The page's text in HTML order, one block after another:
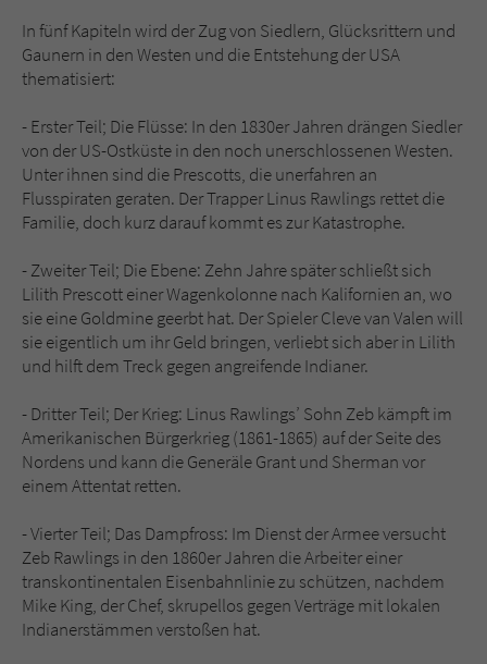
In fünf Kapiteln wird der Zug von Siedlern, Glücksrittern und
Gaunern in den Westen und die Entstehung der USA
thematisiert:
- Erster Teil; Die Flüsse: In den 1830er Jahren drängen Siedler
von der US-Ostküste in den noch unerschlossenen Westen.
Unter ihnen sind die Prescotts, die unerfahren an
Flusspiraten geraten. Der Trapper Linus Rawlings rettet die
Familie, doch kurz darauf kommt es zur Katastrophe.
- Zweiter Teil; Die Ebene: Zehn Jahre später schließt sich
Lilith Prescott einer Wagenkolonne nach Kalifornien an, wo
sie eine Goldmine geerbt hat. Der Spieler Cleve van Valen will
sie eigentlich um ihr Geld bringen, verliebt sich aber in Lilith
und hilft dem Treck gegen angreifende Indianer.
- Dritter Teil; Der Krieg: Linus Rawlings’ Sohn Zeb kämpft im
Amerikanischen Bürgerkrieg (1861-1865) auf der Seite des
Nordens und kann die Generäle Grant und Sherman vor
einem Attentat retten.
- Vierter Teil; Das Dampfross: Im Dienst der Armee versucht
Zeb Rawlings in den 1860er Jahren die Arbeiter einer
transkontinentalen Eisenbahnlinie zu schützen, nachdem
Mike King, der Chef, skrupellos gegen Verträge mit lokalen
Indianerstämmen verstoßen hat.
Sicherheitscode des Kontaktformulars zu
überprüfen.